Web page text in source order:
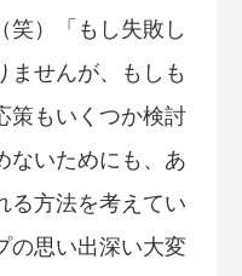
笑）「もし失敗し
せんが、もしも
策もいくつか検討
ないためにも、あ
る方法を考えてい
の思い出深い大変